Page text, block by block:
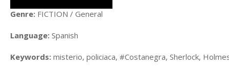
Genre: FICTION / General
Language: Spanish
Keywords: misterio, policiaca, #Costanegra, Sherlock,